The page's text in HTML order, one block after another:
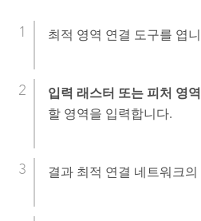
최적 영역 연결 도구를 엽
입력 래스터 또는 피처 영
할 영역을 입력합니다.
결과 최적 연결 네트워크